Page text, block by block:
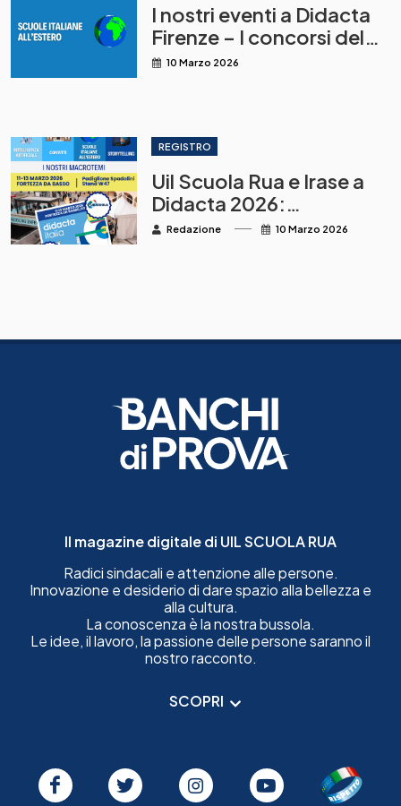
I nostri eventi a Didacta
Firenze – I concorsi del
MAECI per la
10 Marzo 2026
REGISTRO
Uil Scuola Rua e Irase a
Didacta 2026:
innovazione, IA,
Redazione 10 Marzo 2026
Il magazine digitale di UIL SCUOLA RUA
Radici sindacali e attenzione alle persone.
Innovazione e desiderio di dare spazio alla bellezza e
alla cultura.
La conoscenza è la nostra bussola.
Le idee, il lavoro, la passione delle persone saranno il
nostro racconto.
SCOPRI